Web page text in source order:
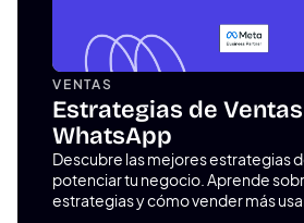
VENTAS
Estrategias de
WhatsApp
Descubre las mejores estrategias
potenciar tu negocio. Aprende
estrategias y cómo vender más